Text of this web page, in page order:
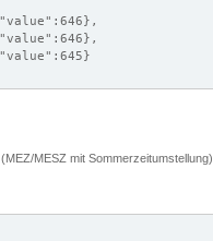
MESZ mit Sommerzeitumstellung)